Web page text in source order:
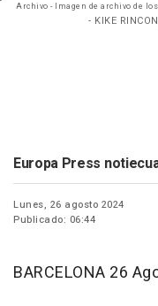
Archivo - Imagen de archivo de
- KIKE
Europa Press
Lunes, 26 agosto 2024
Publicado: 06:44
BARCELONA 26